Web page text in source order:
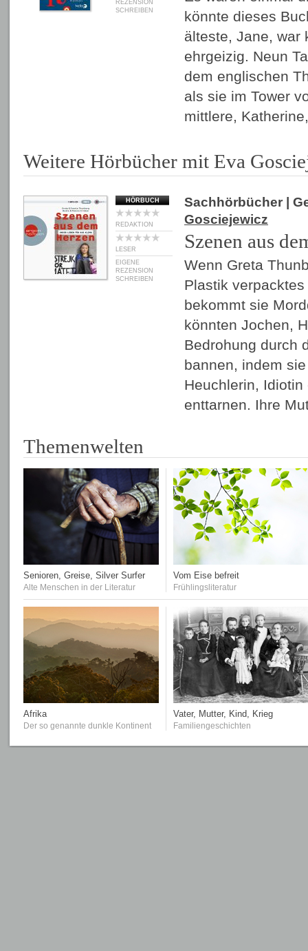
REZENSION
SCHREIBEN
könnte dieses
älteste, Jane, war
ehrgeizig. Neun
dem englischen
als sie im Tower
mittlere,
Weitere Hörbücher mit Eva
HÖRBUCH
REDAKTION
LESER
EIGENE
REZENSION
SCHREIBEN
Sachhörbücher |
Gosciejewicz
Szenen aus
Wenn Greta
Plastik
bekommt sie
könnten Jochen,
Bedrohung durch
bannen, indem
Heuchlerin,
enttarnen. Ihre
Themenwelten
Senioren, Greise, Silver Surfer
Alte Menschen in der Literatur
Vom Eise befreit
Frühlingsliteratur
Afrika
Der so genannte dunkle Kontinent
Vater, Mutter, Kind, Krieg
Familiengeschichten